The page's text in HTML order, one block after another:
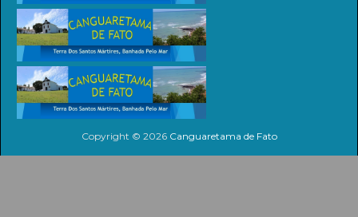
Copyright © 2026 Canguaretama de Fato